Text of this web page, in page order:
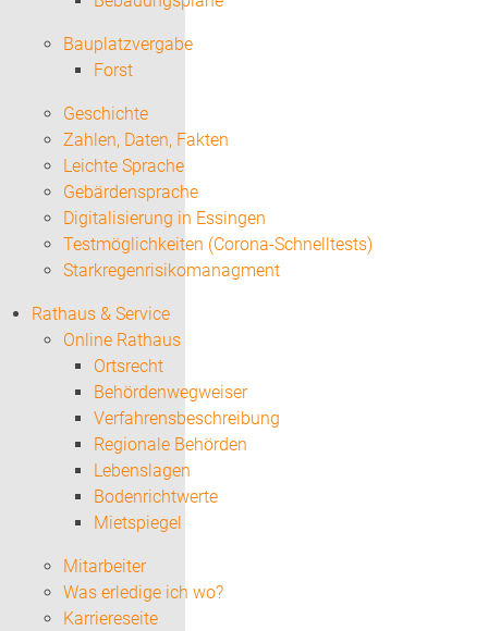
Bauplatzvergabe
Forst
Geschichte
Zahlen, Daten, Fakten
Leichte Sprache
Gebärdensprache
Digitalisierung in Essingen
Testmöglichkeiten (Corona-Schnelltests)
Starkregenrisikomanagment
Rathaus & Service
Online Rathaus
Ortsrecht
Behördenwegweiser
Verfahrensbeschreibung
Regionale Behörden
Lebenslagen
Bodenrichtwerte
Mietspiegel
Mitarbeiter
Was erledige ich wo?
Karriereseite